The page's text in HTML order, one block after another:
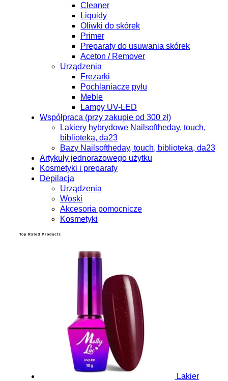
Cleaner
Liquidy
Oliwki do skórek
Primer
Preparaty do usuwania skórek
Aceton / Remover
Urządzenia
Frezarki
Pochlaniacze pyłu
Meble
Lampy UV-LED
Współpraca (przy zakupie od 300 zł)
Lakiery hybrydowe Nailsoftheday, touch,
biblioteka, da23
Bazy Nailsoftheday, touch, biblioteka, da23
Artykuły jednorazowego użytku
Kosmetyki i preparaty
Depilacja
Urządzenia
Woski
Akcesoria pomocnicze
Kosmetyki
Top Rated Products
Lakier